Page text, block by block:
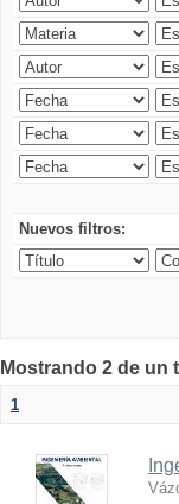
Nuevos filtros:
Mostrando 2 de un
1